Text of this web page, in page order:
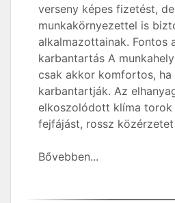
verseny képes fizetést,
munkakörnyezettel is
alkalmazottainak. Fontos
karbantartás A
csak akkor komfortos, ha
karbantartják. Az
elkoszolódott klíma torok
fejfájást, rossz közérzetet
Bővebben...